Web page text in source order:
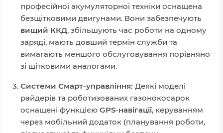
професійної акумуляторної техніки оснащена
безщітковими двигунами. Вони забезпечують
вищий ККД, збільшують час роботи на одному
заряді, мають довший термін служби та
вимагають меншого обслуговування порівняно
зі щітковими аналогами.
Системи Смарт-управління: Деякі моделі
райдерів та роботизованих газонокосарок
оснащені функцією GPS-навігації, керуванням
через мобільний додаток (планування роботи,